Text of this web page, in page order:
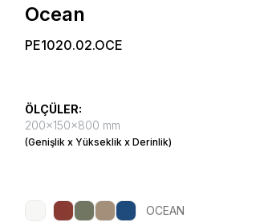
Ocean
PE1020.02.OCE
ÖLÇÜLER:
200x150x800 mm
(Genişlik x Yükseklik x Derinlik)
OCEAN